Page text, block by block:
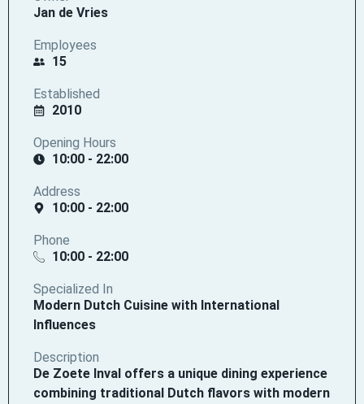
Jan de Vries
Employees
15
Established
2010
Opening Hours
10:00 - 22:00
Address
10:00 - 22:00
Phone
10:00 - 22:00
Specialized In
Modern Dutch Cuisine with International
Influences
Description
De Zoete Inval offers a unique dining experience
combining traditional Dutch flavors with modern